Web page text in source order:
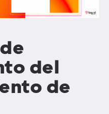
del
de